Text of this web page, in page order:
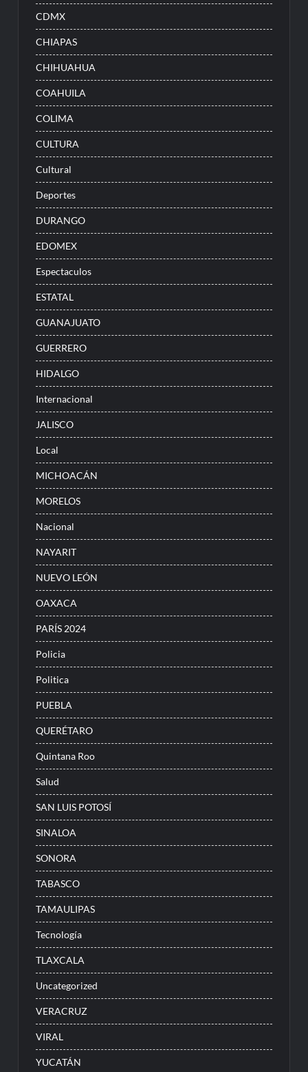
CDMX
CHIAPAS
CHIHUAHUA
COAHUILA
COLIMA
CULTURA
Cultural
Deportes
DURANGO
EDOMEX
Espectaculos
ESTATAL
GUANAJUATO
GUERRERO
HIDALGO
Internacional
JALISCO
Local
MICHOACÁN
MORELOS
Nacional
NAYARIT
NUEVO LEÓN
OAXACA
PARÍS 2024
Policia
Politica
PUEBLA
QUERÉTARO
Quintana Roo
Salud
SAN LUIS POTOSÍ
SINALOA
SONORA
TABASCO
TAMAULIPAS
Tecnología
TLAXCALA
Uncategorized
VERACRUZ
VIRAL
YUCATÁN